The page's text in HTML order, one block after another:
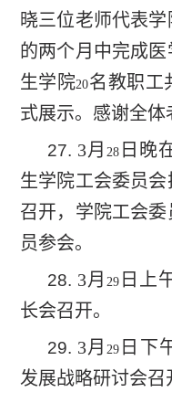
晓三位老师代表
的两个月中完成
生学院20名教职工
式展示。感谢全体
27. 3月 28日晚
生学院工会委员
召开，学院工会
员参会。
28. 3月 29 日上
长会召开。
29. 3月 29 日下
发展战略研讨会召